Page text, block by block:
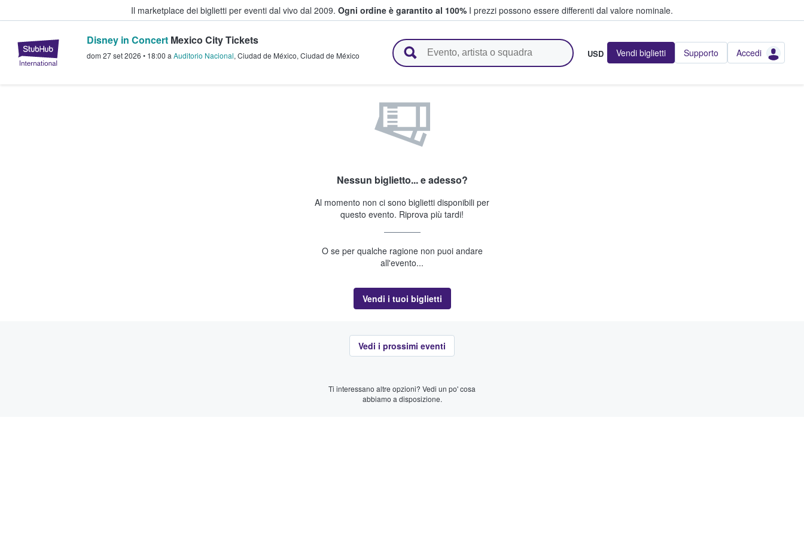
Il marketplace dei biglietti per eventi dal vivo dal 2009. Ogni ordine è garantito al 100% I prezzi possono essere differenti dal valore nominale.
StubHub - Dove i fan comprano e vendono biglietti
Disney in Concert Mexico City Tickets
dom 27 set 2026 • 18:00 a Auditorio Nacional, Ciudad de México, Ciudad de México USD Vendi biglietti Supporto Accedi
Nessun biglietto... e adesso?
Al momento non ci sono biglietti disponibili per
questo evento. Riprova più tardi!
O se per qualche ragione non puoi andare
all'evento...
Vendi i tuoi biglietti
Vedi i prossimi eventi
Ti interessano altre opzioni? Vedi un po' cosa
abbiamo a disposizione.